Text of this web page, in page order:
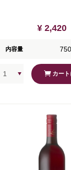
¥ 2,420
内容量
カー